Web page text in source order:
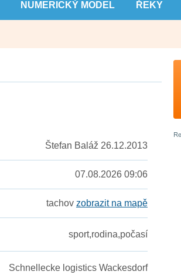
NUMERICKÝ MODEL ŘEKY
Štefan Baláž 26.12.2013
07.08.2026 09:06
tachov zobrazit na mapě
sport,rodina,počasí
Schnellecke logistics Wackesdorf